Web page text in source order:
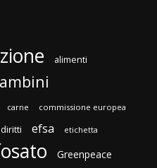
alimenti
carne commissione europea
diritti efsa etichetta
Greenpeace